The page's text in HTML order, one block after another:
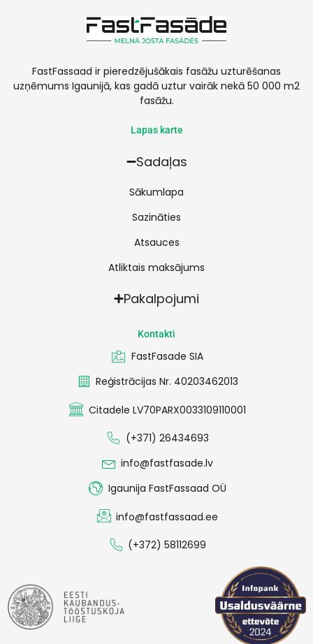
FastFassaad ir pieredzējušākais fasāžu uzturēšanas
uzņēmums Igaunijā, kas gadā uztur vairāk nekā 50 000 m2
fasāžu.
Lapas karte
Sadaļas
Sākumlapa
Sazināties
Atsauces
Atliktais maksājums
Pakalpojumi
Kontakti
FastFasade SIA
Reģistrācijas Nr. 40203462013
Citadele LV70PARX0033109110001
(+371) 26434693
info@fastfasade.lv
Igaunija FastFassaad OÜ
info@fastfassaad.ee
(+372) 58112699